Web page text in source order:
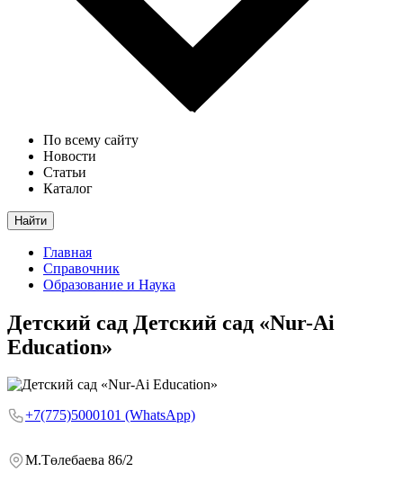
По всему сайту
Новости
Статьи
Каталог
Найти
Главная
Справочник
Образование и Наука
Детский сад Детский сад «Nur-Ai
Education»
+7(775)5000101 (WhatsApp)
М.Төлебаева 86/2